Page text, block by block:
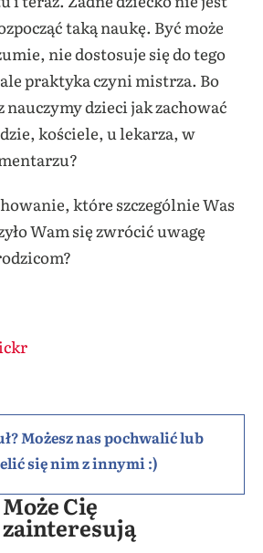
taką naukę. Być może
nie dostosuje się do tego
praktyka czyni mistrza. Bo
dzieci jak zachować
kościele, u lekarza, w
które szczególnie Was
Wam się zwrócić uwagę
Możesz nas pochwalić lub
się nim z innymi :)
Może Cię
zainteresują